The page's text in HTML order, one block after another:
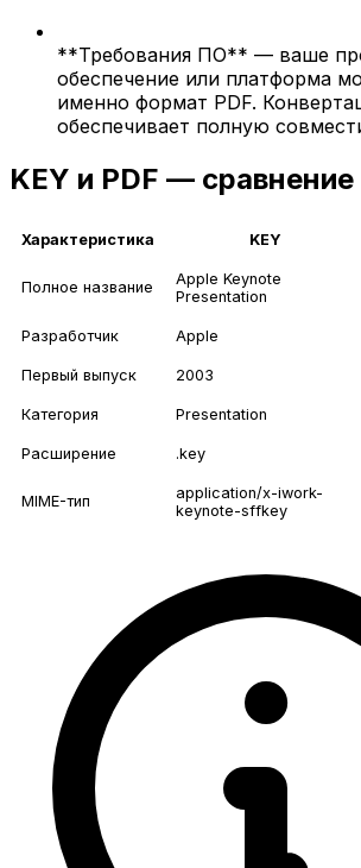
**Требования ПО** — ваше
обеспечение или платформа
именно формат PDF.
обеспечивает полную
KEY и PDF —
Характеристика KEY
Полное название
Apple Keynote
Presentation
Разработчик Apple
Первый выпуск 2003
Категория Presentation
Расширение .key
MIME-тип
application/x-iwork-
keynote-sffkey